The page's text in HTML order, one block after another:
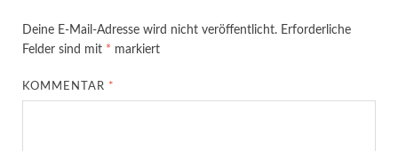
Deine E-Mail-Adresse wird nicht veröffentlicht. Erforderliche
Felder sind mit * markiert
KOMMENTAR *